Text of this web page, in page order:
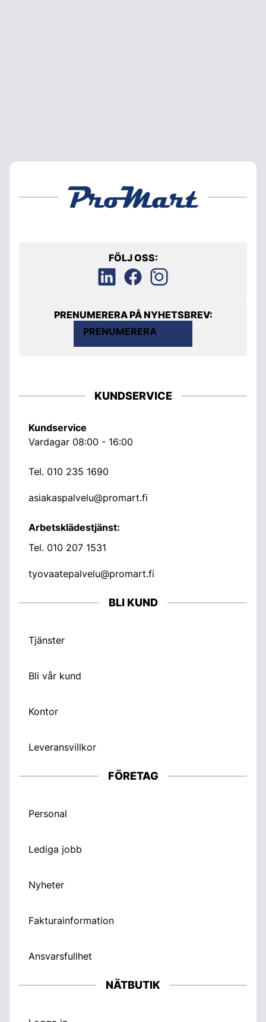
FÖLJ OSS:
PRENUMERERA PÅ NYHETSBREV:
PRENUMERERA
KUNDSERVICE
Kundservice
Vardagar 08:00 - 16:00
Tel. 010 235 1690
asiakaspalvelu@promart.fi
Arbetsklädestjänst:
Tel. 010 207 1531
tyovaatepalvelu@promart.fi
BLI KUND
Tjänster
Bli vår kund
Kontor
Leveransvillkor
FÖRETAG
Personal
Lediga jobb
Nyheter
Fakturainformation
Ansvarsfullhet
NÄTBUTIK